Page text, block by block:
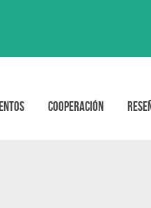
Cooperación